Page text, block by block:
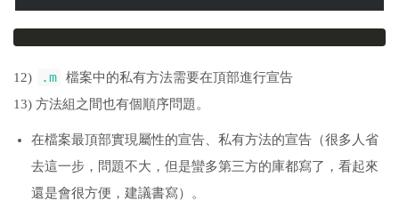
12) .m
檔案中的私有方法需要在頂部進行宣告
13) 方法組之間也有個順序問題。
在檔案最頂部實現屬性的宣告、私有方法的宣告（很多人省
去這一步，問題不大，但是蠻多第三方的庫都寫了，看起來
還是會很方便，建議書寫）。